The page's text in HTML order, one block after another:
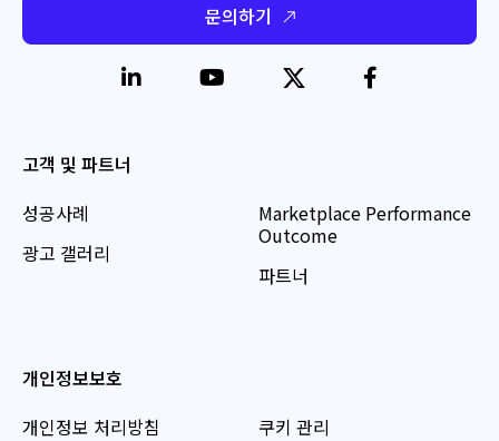
문의하기
고객 및 파트너
성공사례
광고 갤러리
Marketplace Performance
Outcome
파트너
개인정보보호
개인정보 처리방침
쿠키 관리